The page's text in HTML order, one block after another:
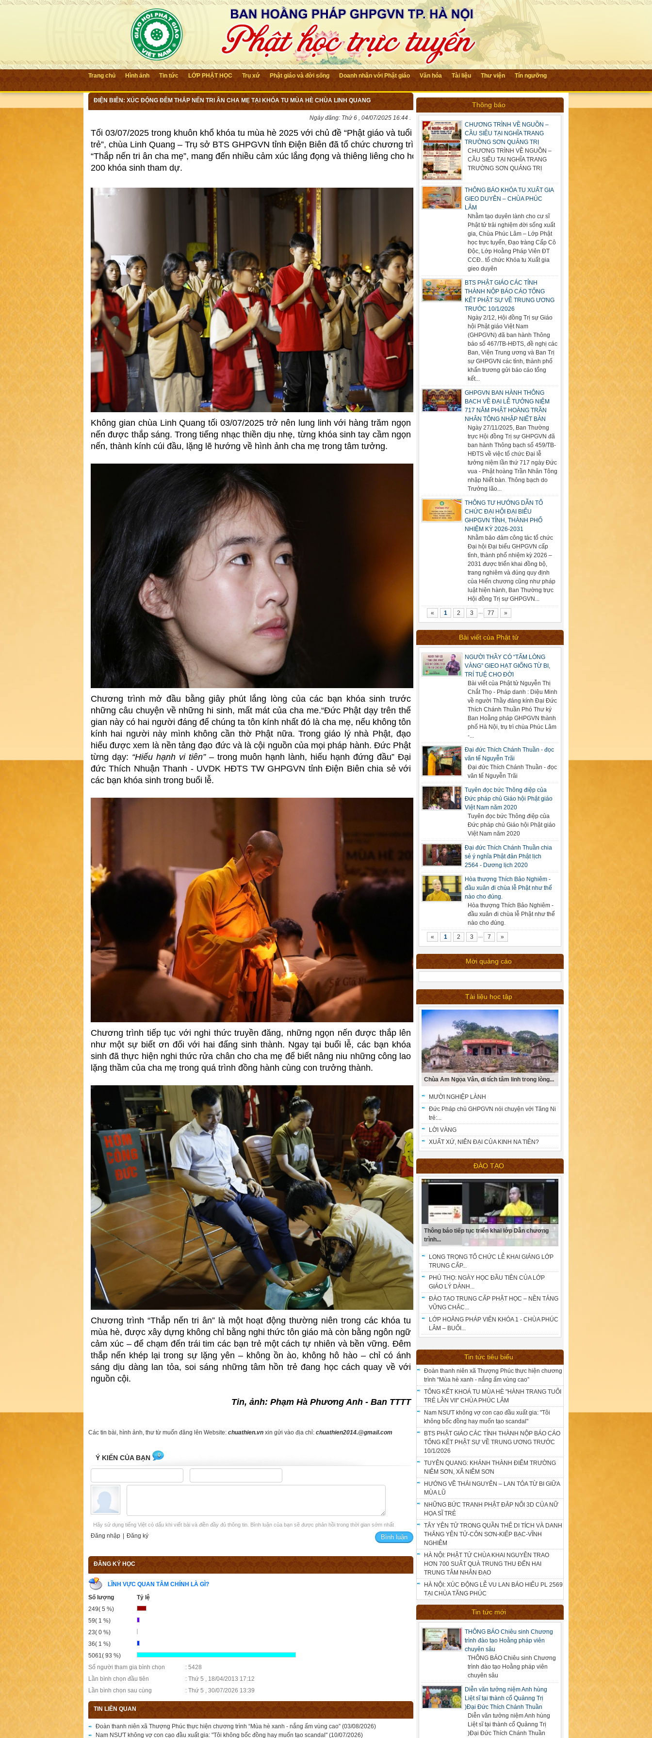
Trang chủ Hình ảnh Tin tức LỚP PHẬT HỌC Trụ xứ Phật giáo và đời sống Doanh nhân với Phật giáo Văn hóa Tài liệu Thư viện Tín ngưỡng
ĐIỆN BIÊN: XÚC ĐỘNG ĐÊM THẮP NẾN TRI ÂN CHA MẸ TẠI KHÓA TU MÙA HÈ CHÙA LINH QUANG
Ngày đăng: Thứ 6 , 04/07/2025 16:44 .
Tối 03/07/2025 trong khuôn khổ khóa tu mùa hè 2025 với chủ đề “Phật giáo và tuổi
trẻ”, chùa Linh Quang – Trụ sở BTS GHPGVN tỉnh Điện Biên đã tổ chức chương trình
“Thắp nến tri ân cha mẹ”, mang đến nhiều cảm xúc lắng đọng và thiêng liêng cho hơn
200 khóa sinh tham dự.
Không gian chùa Linh Quang tối 03/07/2025 trở nên lung linh với hàng trăm ngọn
nến được thắp sáng. Trong tiếng nhạc thiền dịu nhẹ, từng khóa sinh tay cầm ngọn
nến, thành kính cúi đầu, lặng lẽ hướng về hình ảnh cha mẹ trong tâm tưởng.
Chương trình mở đầu bằng giây phút lắng lòng của các bạn khóa sinh trước
những câu chuyện về những hi sinh, mất mát của cha me.“Đức Phật dạy trên thế
gian này có hai người đáng để chúng ta tôn kính nhất đó là cha mẹ, nếu không tôn
kính hai người này mình không cần thờ Phật nữa. Trong giáo lý nhà Phật, đạo
hiếu được xem là nền tảng đạo đức và là cội nguồn của mọi pháp hành. Đức Phật
từng dạy: “Hiếu hạnh vi tiên”– trong muôn hạnh lành, hiếu hạnh đứng đầu” Đại
đức Thích Nhuận Thanh - UVDK HĐTS TW GHPGVN tỉnh Điện Biên chia sẻ với
các bạn khóa sinh trong buổi lễ.
Chương trình tiếp tục với nghi thức truyền đăng, những ngọn nến được thắp lên
như một sự biết ơn đối với hai đấng sinh thành. Ngay tại buổi lễ, các bạn khóa
sinh đã thực hiện nghi thức rửa chân cho cha mẹ để biết nâng niu những công lao
lặng thầm của cha mẹ trong quá trình đồng hành cùng con trưởng thành.
Chương trình “Thắp nến tri ân” là một hoạt động thường niên trong các khóa tu
mùa hè, được xây dựng không chỉ bằng nghi thức tôn giáo mà còn bằng ngôn ngữ
cảm xúc – để chạm đến trái tim các bạn trẻ một cách tự nhiên và bền vững. Đêm
thắp nến khép lại trong sự lặng yên – không ồn ào, không hô hào – chỉ có ánh
sáng dịu dàng lan tỏa, soi sáng những tâm hồn trẻ đang học cách quay về với
nguồn cội.
Tin, ảnh: Phạm Hà Phương Anh - Ban TTTT
Các tin bài, hình ảnh, thư từ muốn đăng lên Website: chuathien.vn xin gửi vào địa chỉ: chuathien2014.@gmail.com
Ý KIẾN CỦA BẠN 0
Hãy sử dụng tiếng Việt có dấu khi viết bài và điền đầy đủ thông tin. Bình luận của bạn sẽ được phản hồi trong thời gian sớm nhất
Đăng nhập Đăng ký
ĐĂNG KÝ HỌC
LĨNH VỰC QUAN TÂM CHÍNH LÀ GÌ?
Số lượng
Tỷ lệ
249( 5 %)
59( 1 %)
23( 0 %)
36( 1 %)
5061( 93 %)
Số người tham gia bình chọn
: 5428
Lần bình chọn đầu tiên
: Thứ 5 , 18/04/2013 17:12
Lần bình chọn sau cùng
: Thứ 5 , 30/07/2026 13:39
TIN LIÊN QUAN
Đoàn thanh niên xã Thượng Phúc thực hiện chương trình “Mùa hè xanh - nắng ấm vùng cao” (03/08/2026)
Nam NSƯT không vợ con cạo đầu xuất gia: "Tôi không bốc đồng hay muốn tạo scandal" (10/07/2026)
Thông báo
CHƯƠNG TRÌNH VỀ NGUỒN –
CẦU SIÊU TẠI NGHĨA TRANG
TRƯỜNG SƠN QUẢNG TRỊ
CHƯƠNG TRÌNH VỀ NGUỒN –
CẦU SIÊU TẠI NGHĨA TRANG
TRƯỜNG SƠN QUẢNG TRỊ
THÔNG BÁO KHÓA TU XUẤT GIA
GIEO DUYÊN – CHÙA PHÚC
LÂM
Nhằm tạo duyên lành cho cư sĩ
Phật tử trải nghiệm đời sống xuất
gia, Chùa Phúc Lâm – Lớp Phật
học trực tuyến, Đạo tràng Cấp Cô
Độc, Lớp Hoằng Pháp Viên ĐT
CCĐ.. tổ chức Khóa tu Xuất gia
gieo duyên
BTS PHẬT GIÁO CÁC TỈNH
THÀNH NỘP BÁO CÁO TỔNG
KẾT PHẬT SỰ VỀ TRUNG ƯƠNG
TRƯỚC 10/1/2026
Ngày 2/12, Hội đồng Trị sự Giáo
hội Phật giáo Việt Nam
(GHPGVN) đã ban hành Thông
báo số 467/TB-HĐTS, đề nghị các
Ban, Viện Trung ương và Ban Trị
sự GHPGVN các tỉnh, thành phố
khẩn trương gửi báo cáo tổng
kết...
GHPGVN BAN HÀNH THÔNG
BẠCH VỀ ĐẠI LỄ TƯỞNG NIỆM
717 NĂM PHẬT HOÀNG TRẦN
NHÂN TÔNG NHẬP NIẾT BÀN
Ngày 27/11/2025, Ban Thường
trực Hội đồng Trị sự GHPGVN đã
ban hành Thông bạch số 459/TB-
HĐTS về việc tổ chức Đại lễ
tưởng niệm lần thứ 717 ngày Đức
vua - Phật hoàng Trần Nhân Tông
nhập Niết bàn. Thông bạch do
Trưởng lão...
THÔNG TƯ HƯỚNG DẪN TỔ
CHỨC ĐẠI HỘI ĐẠI BIỂU
GHPGVN TỈNH, THÀNH PHỐ
NHIỆM KỲ 2026-2031
Nhằm bảo đảm công tác tổ chức
Đại hội Đại biểu GHPGVN cấp
tỉnh, thành phố nhiệm kỳ 2026 –
2031 được triển khai đồng bộ,
trang nghiêm và đúng quy định
của Hiến chương cũng như pháp
luật hiện hành, Ban Thường trực
Hội đồng Trị sự GHPGVN...
« 1 2 3 ... 77 »
Bài viết của Phật tử
NGƯỜI THẦY CÓ “TẤM LÒNG
VÀNG” GIEO HẠT GIỐNG TỪ BI,
TRÍ TUỆ CHO ĐỜI
Bài viết của Phật tử Nguyễn Thị
Chắt Thọ - Pháp danh : Diệu Minh
về người Thầy đáng kính Đại Đức
Thích Chánh Thuần Phó Thư ký
Ban Hoằng pháp GHPGVN thành
phố Hà Nội, trụ trì chùa Phúc Lâm
-...
Đại đức Thích Chánh Thuần - đọc
văn tế Nguyễn Trãi
Đại đức Thích Chánh Thuần - đọc
văn tế Nguyễn Trãi
Tuyên đọc bức Thông điệp của
Đức pháp chủ Giáo hội Phật giáo
Việt Nam năm 2020
Tuyên đọc bức Thông điệp của
Đức pháp chủ Giáo hội Phật giáo
Việt Nam năm 2020
Đại đức Thích Chánh Thuần chia
sẻ ý nghĩa Phật đản Phật lịch
2564 - Dương lịch 2020
Hòa thượng Thích Bảo Nghiêm -
đầu xuân đi chùa lễ Phật như thế
nào cho đúng.
Hòa thượng Thích Bảo Nghiêm -
đầu xuân đi chùa lễ Phật như thế
nào cho đúng.
« 1 2 3 ... 7 »
Mời quảng cáo
Tài liệu học tập
Chùa Am Ngọa Vân, di tích tâm linh trong lòng...
MƯỜI NGHIỆP LÀNH
Đức Pháp chủ GHPGVN nói chuyện với Tăng Ni
trẻ:...
LỜI VÀNG
XUẤT XỨ, NIÊN ĐẠI CỦA KINH NA TIÊN?
ĐÀO TẠO
Thông báo tiếp tục triển khai lớp Dẫn chương
trình...
LONG TRỌNG TỔ CHỨC LỄ KHAI GIẢNG LỚP
TRUNG CẤP...
PHÚ THỌ: NGÀY HỌC ĐẦU TIÊN CỦA LỚP
GIÁO LÝ DÀNH...
ĐÀO TẠO TRUNG CẤP PHẬT HỌC – NỀN TẢNG
VỮNG CHẮC...
LỚP HOẰNG PHÁP VIÊN KHÓA 1 - CHÙA PHÚC
LÂM – BUỔI...
Tin tức tiêu biểu
Đoàn thanh niên xã Thượng Phúc thực hiện chương
trình “Mùa hè xanh - nắng ấm vùng cao”
TỔNG KẾT KHOÁ TU MÙA HÈ "HÀNH TRANG TUỔI
TRẺ LẦN VII" CHÙA PHÚC LÂM
Nam NSƯT không vợ con cạo đầu xuất gia: "Tôi
không bốc đồng hay muốn tạo scandal"
BTS PHẬT GIÁO CÁC TỈNH THÀNH NỘP BÁO CÁO
TỔNG KẾT PHẬT SỰ VỀ TRUNG ƯƠNG TRƯỚC
10/1/2026
TUYÊN QUANG: KHÁNH THÀNH ĐIỂM TRƯỜNG
NIÊM SƠN, XÃ NIÊM SƠN
HƯỚNG VỀ THÁI NGUYÊN – LAN TỎA TỪ BI GIỮA
MÙA LŨ
NHỮNG BỨC TRANH PHẬT ĐẮP NỔI 3D CỦA NỮ
HỌA SĨ TRẺ
TÂY YÊN TỬ TRONG QUẦN THỂ DI TÍCH VÀ DANH
THẮNG YÊN TỬ-CÔN SƠN-KIẾP BẠC-VĨNH
NGHIÊM
HÀ NỘI: PHẬT TỬ CHÙA KHAI NGUYÊN TRAO
HƠN 700 SUẤT QUÀ TRUNG THU ĐẾN HAI
TRUNG TÂM NHÂN ĐẠO
HÀ NỘI: XÚC ĐỘNG LỄ VU LAN BÁO HIẾU PL 2569
TẠI CHÙA TĂNG PHÚC
Tin tức mới
THÔNG BÁO Chiêu sinh Chương
trình đào tạo Hoằng pháp viên
chuyên sâu
THÔNG BÁO Chiêu sinh Chương
trình đào tạo Hoằng pháp viên
chuyên sâu
Diễn văn tưởng niệm Anh hùng
Liệt sĩ tại thành cổ Quảnng Trị
)Đại Đức Thích Chánh Thuần
Diễn văn tưởng niệm Anh hùng
Liệt sĩ tại thành cổ Quảnng Trị
)Đại Đức Thích Chánh Thuần